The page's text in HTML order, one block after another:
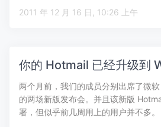
2011 年 12 月 16 日, 10:26 上午
你的 Hotmail 已经升级到
两个月前，我们的成员分别出席了微
的两场新版发布会。并且该新版
署，但似乎前几周用上的用户并不多